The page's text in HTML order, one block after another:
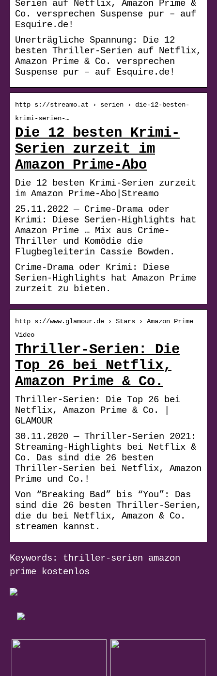
Serien auf Netflix, Amazon Prime &
Co. versprechen Suspense pur – auf
Esquire.de!
Unerträgliche Spannung: Die 12
besten Thriller-Serien auf Netflix,
Amazon Prime & Co. versprechen
Suspense pur – auf Esquire.de!
http s://streamo.at › serien › die-12-besten-
krimi-serien-…
Die 12 besten Krimi-
Serien zurzeit im
Amazon Prime-Abo
Die 12 besten Krimi-Serien zurzeit
im Amazon Prime-Abo|Streamo
25.11.2022 — Crime-Drama oder
Krimi: Diese Serien-Highlights hat
Amazon Prime … Mix aus Crime-
Thriller und Komödie die
Flugbegleiterin Cassie Bowden.
Crime-Drama oder Krimi: Diese
Serien-Highlights hat Amazon Prime
zurzeit zu bieten.
http s://www.glamour.de › Stars › Amazon Prime
Video
Thriller-Serien: Die
Top 26 bei Netflix,
Amazon Prime & Co.
Thriller-Serien: Die Top 26 bei
Netflix, Amazon Prime & Co. |
GLAMOUR
30.11.2020 — Thriller-Serien 2021:
Streaming-Highlights bei Netflix &
Co. Das sind die 26 besten
Thriller-Serien bei Netflix, Amazon
Prime und Co.!
Von “Breaking Bad” bis “You”: Das
sind die 26 besten Thriller-Serien,
die du bei Netflix, Amazon & Co.
streamen kannst.
Keywords: thriller-serien amazon
prime kostenlos